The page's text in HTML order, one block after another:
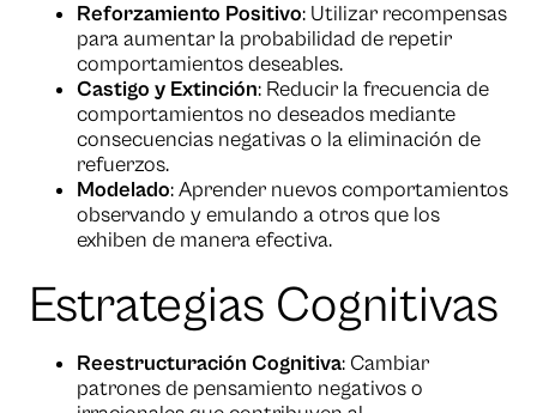
Reforzamiento Positivo: Utilizar recompensas
para aumentar la probabilidad de repetir
comportamientos deseables.
Castigo y Extinción: Reducir la frecuencia de
comportamientos no deseados mediante
consecuencias negativas o la eliminación de
refuerzos.
Modelado: Aprender nuevos comportamientos
observando y emulando a otros que los
exhiben de manera efectiva.
Estrategias Cognitivas
Reestructuración Cognitiva: Cambiar
patrones de pensamiento negativos o